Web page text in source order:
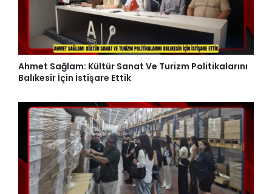
Ahmet Sağlam: Kültür Sanat Ve Turizm Politikalarını
Balıkesir İçin İstişare Ettik